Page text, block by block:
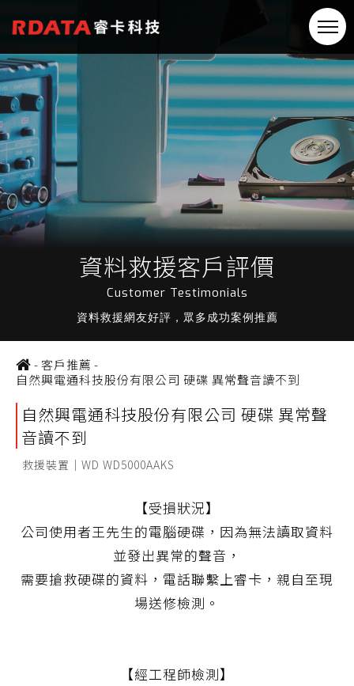
資料救援客戶評價
Customer Testimonials
資料救援網友好評，眾多成功案例推薦
-客戶推薦 -
自然興電通科技股份有限公司 硬碟 異常聲音讀不到
自然興電通科技股份有限公司 硬碟 異常聲
音讀不到
救援裝置｜WD WD5000AAKS
【受損狀況】
公司使用者王先生的電腦硬碟，因為無法讀取資料
並發出異常的聲音，
需要搶救硬碟的資料，電話聯繫上睿卡，親自至現
場送修檢測。
【經工程師檢測】